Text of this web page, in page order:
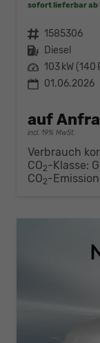
sofort lieferbar ab
Fahrzeugnr. 1585306
Kraftstoff Diesel
Leistung 103 kW (140
01.06.2026
auf
incl. 19% MwSt.
Verbrauch
CO2-Klasse: G
CO2-